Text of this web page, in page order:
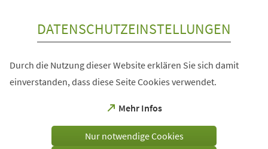
DATENSCHUTZEINSTELLUNGEN
Durch die Nutzung dieser Website erklären Sie sich damit
einverstanden, dass diese Seite Cookies verwendet.
Mehr Infos
(Öffnet
einem
Nur notwendige Cookies